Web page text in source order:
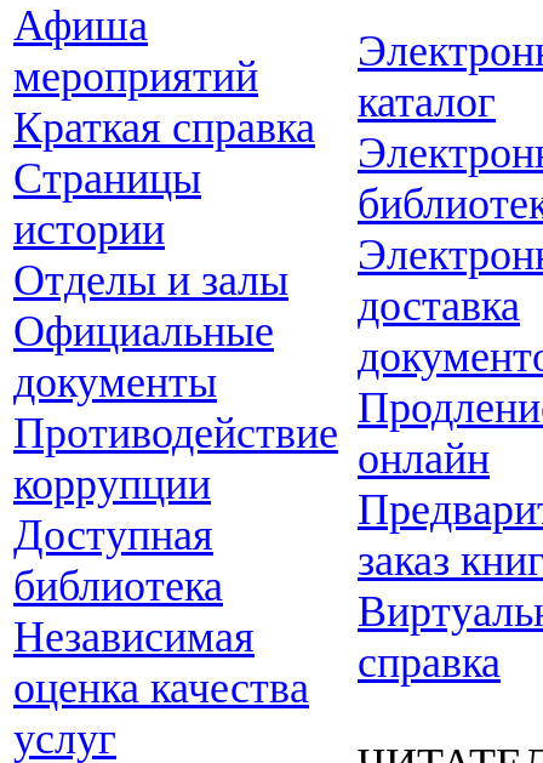
Афиша
мероприятий
Краткая справка
Страницы
истории
Отделы и залы
Официальные
документы
Противодействие
коррупции
Доступная
библиотека
Независимая
оценка качества
услуг
каталог
доставка
онлайн
заказ
справка